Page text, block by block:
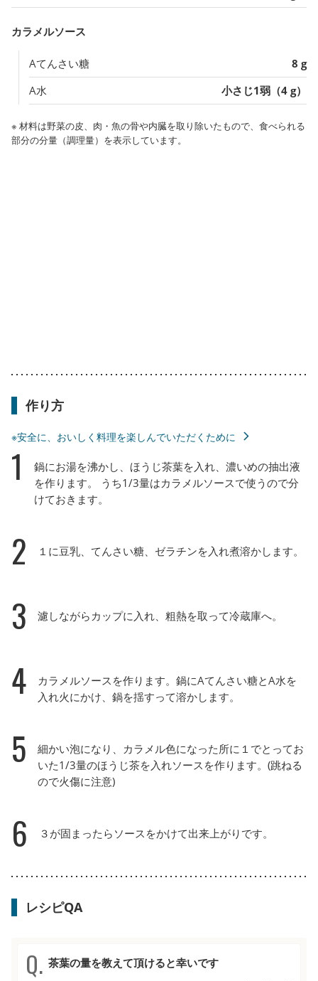
カラメルソース
Aてんさい糖
8 g
A水
小さじ1弱（4 g）
※ 材料は野菜の皮、肉・魚の骨や内臓を取り除いたもので、食べられる
部分の分量（調理量）を表示しています。
作り方
※安全に、おいしく料理を楽しんでいただくために
1
鍋にお湯を沸かし、ほうじ茶葉を入れ、濃いめの抽出液
を作ります。 うち1/3量はカラメルソースで使うので分
けておきます。
2 １に豆乳、てんさい糖、ゼラチンを入れ煮溶かします。
3 濾しながらカップに入れ、粗熱を取って冷蔵庫へ。
4
カラメルソースを作ります。鍋にAてんさい糖とA水を
入れ火にかけ、鍋を揺すって溶かします。
5
細かい泡になり、カラメル色になった所に１でとってお
いた1/3量のほうじ茶を入れソースを作ります。(跳ねる
ので火傷に注意)
6 ３が固まったらソースをかけて出来上がりです。
レシピQA
茶葉の量を教えて頂けると幸いです